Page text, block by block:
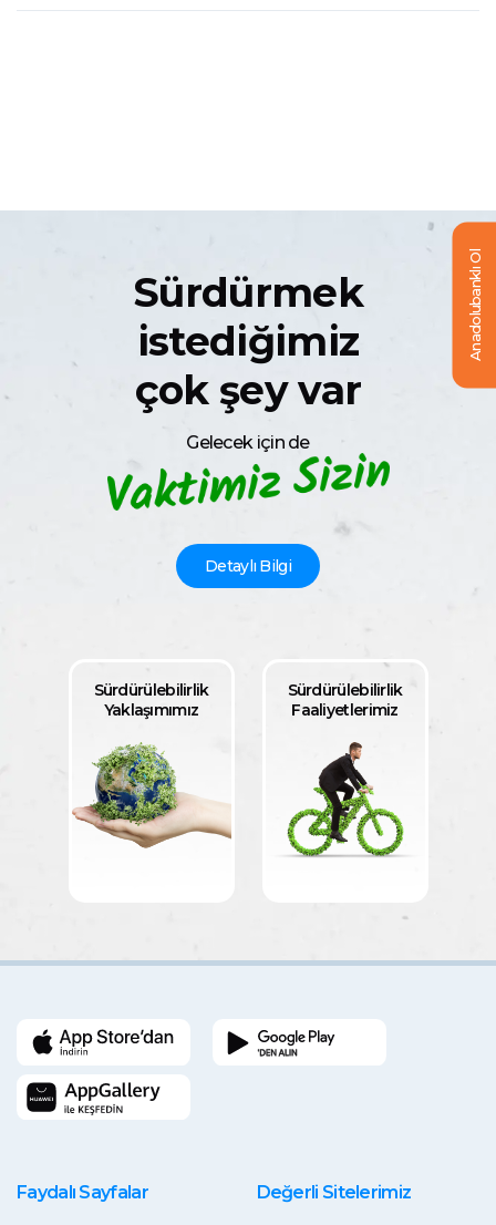
Sürdürmek
istediğimiz
çok şey var
Gelecek için de
Detaylı Bilgi
Sürdürülebilirlik
Yaklaşımımız
Sürdürülebilirlik
Faaliyetlerimiz
Faydalı Sayfalar Değerli Sitelerimiz
Anadolubanklı Ol